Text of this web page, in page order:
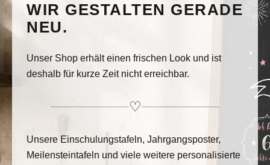
WIR GESTALTEN GERADE
NEU.
Unser Shop erhält einen frischen Look und ist
deshalb für kurze Zeit nicht erreichbar.
♡
Unsere Einschulungstafeln, Jahrgangsposter,
Meilensteintafeln und viele weitere personalisierte